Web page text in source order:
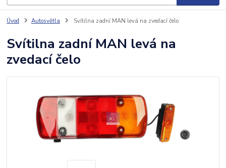
Úvod Autosvětla Svítilna zadní MAN levá na zvedací čelo
Svítilna zadní MAN levá na
zvedací čelo